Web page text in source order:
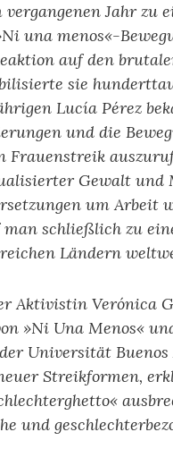
Jahr zu
una menos«-
auf den
sie
Lucía Pérez
und die
Frauenstreik
Gewalt und
um Arbeit
man schließlich zu
Ländern
Aktivistin Verónica
»Ni Una Menos«
Universität
Streikformen,
und